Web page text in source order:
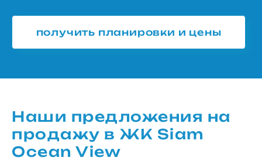
получить планировки и цены
Наши предложения на
продажу в ЖК Siam
Ocean View